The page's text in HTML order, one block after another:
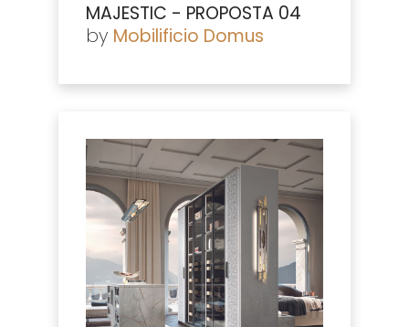
MAJESTIC - PROPOSTA 04
by Mobilificio Domus